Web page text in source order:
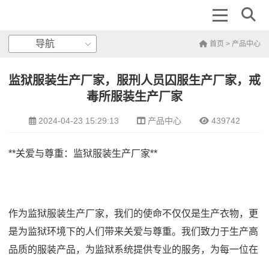
导航 首页 > 产品中心
监狱服装生产厂家，服刑人员囚服生产厂家，戒
毒所服装生产厂家
2024-04-23 15:29:13 产品中心 439742
**关爱与尊重：监狱服装生产厂家**
作为监狱服装生产厂家，我们的使命不仅仅是生产衣物，更
是为监狱环境下的人们带来关爱与尊重。我们致力于生产高
品质的服装产品，为监狱系统提供专业的服务，为每一位在